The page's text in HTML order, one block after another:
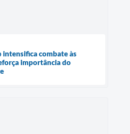
intensifica combate às
importância do